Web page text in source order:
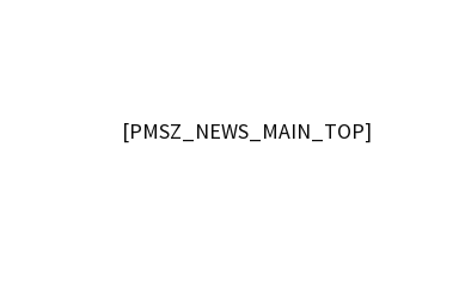
[PMSZ_NEWS_MAIN_TOP]